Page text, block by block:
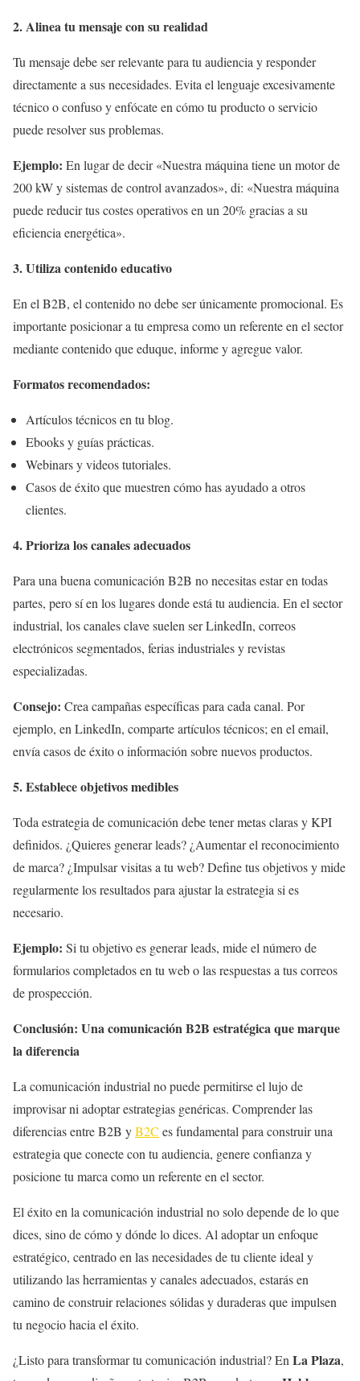
2. Alinea tu mensaje con su realidad
Tu mensaje debe ser relevante para tu audiencia y responder
directamente a sus necesidades. Evita el lenguaje excesivamente
técnico o confuso y enfócate en cómo tu producto o servicio
puede resolver sus problemas.
Ejemplo: En lugar de decir «Nuestra máquina tiene un motor de
200 kW y sistemas de control avanzados», di: «Nuestra máquina
puede reducir tus costes operativos en un 20% gracias a su
eficiencia energética».
3. Utiliza contenido educativo
En el B2B, el contenido no debe ser únicamente promocional. Es
importante posicionar a tu empresa como un referente en el sector
mediante contenido que eduque, informe y agregue valor.
Formatos recomendados:
Artículos técnicos en tu blog.
Ebooks y guías prácticas.
Webinars y videos tutoriales.
Casos de éxito que muestren cómo has ayudado a otros
clientes.
4. Prioriza los canales adecuados
Para una buena comunicación B2B no necesitas estar en todas
partes, pero sí en los lugares donde está tu audiencia. En el sector
industrial, los canales clave suelen ser LinkedIn, correos
electrónicos segmentados, ferias industriales y revistas
especializadas.
Consejo: Crea campañas específicas para cada canal. Por
ejemplo, en LinkedIn, comparte artículos técnicos; en el email,
envía casos de éxito o información sobre nuevos productos.
5. Establece objetivos medibles
Toda estrategia de comunicación debe tener metas claras y KPI
definidos. ¿Quieres generar leads? ¿Aumentar el reconocimiento
de marca? ¿Impulsar visitas a tu web? Define tus objetivos y mide
regularmente los resultados para ajustar la estrategia si es
necesario.
Ejemplo: Si tu objetivo es generar leads, mide el número de
formularios completados en tu web o las respuestas a tus correos
de prospección.
Conclusión: Una comunicación B2B estratégica que marque
la diferencia
La comunicación industrial no puede permitirse el lujo de
improvisar ni adoptar estrategias genéricas. Comprender las
diferencias entre B2B yB2C es fundamental para construir una
estrategia que conecte con tu audiencia, genere confianza y
posicione tu marca como un referente en el sector.
El éxito en la comunicación industrial no solo depende de lo que
dices, sino de cómo y dónde lo dices. Al adoptar un enfoque
estratégico, centrado en las necesidades de tu cliente ideal y
utilizando las herramientas y canales adecuados, estarás en
camino de construir relaciones sólidas y duraderas que impulsen
tu negocio hacia el éxito.
¿Listo para transformar tu comunicación industrial? En La Plaza,